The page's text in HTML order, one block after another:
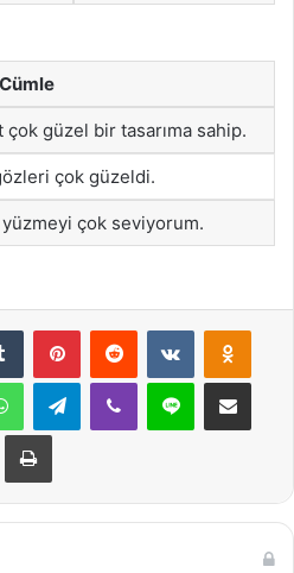
çok güzel bir tasarıma sahip.
çok güzeldi.
yüzmeyi çok seviyorum.
Tumblr PinterestReddit VKontakte
WhatsAppTelegramViber Line E-Posta ile
Yazdır